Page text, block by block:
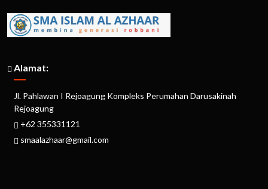
Alamat:
Jl. Pahlawan I Rejoagung Kompleks Perumahan Darusakinah
Rejoagung
+62 355331121
smaalazhaar@gmail.com